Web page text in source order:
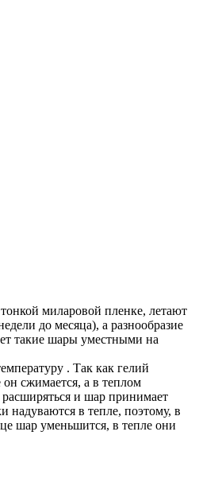
миларовой пленке, летают
до месяца), а разнообразие
такие шары уместными на
. Так как гелий
сжимается, а в теплом
и шар принимает
в тепле, поэтому, в
шар уменьшится, в тепле они